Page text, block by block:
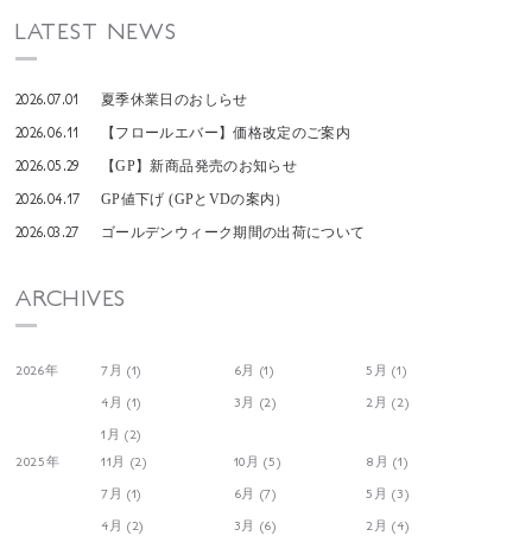
LATEST NEWS
2026.07.01 夏季休業日のおしらせ
2026.06.11 【フロールエバー】価格改定のご案内
2026.05.29 【GP】新商品発売のお知らせ
2026.04.17 GP値下げ (GPとVDの案内）
2026.03.27 ゴールデンウィーク期間の出荷について
ARCHIVES
2026年 7月 (1) 6月 (1)
5月 (1)
4月 (1)
3月 (2)
2月 (2)
1月 (2)
2025年
11月 (2) 10月 (5)
8月 (1)
7月 (1)
6月 (7)
5月 (3)
4月 (2)
3月 (6) 2月 (4)